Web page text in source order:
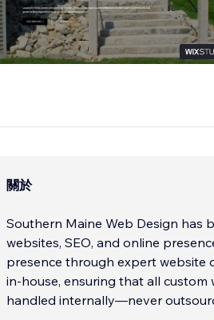
Millenium Granite
關於
Southern Maine Web Design has
websites, SEO, and online
presence through expert website
in-house, ensuring that all
handled internally—never